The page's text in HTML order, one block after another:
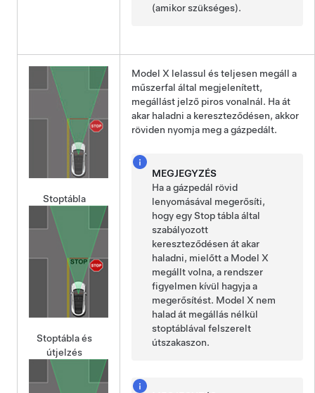
(amikor szükséges).
Stoptábla
Stoptábla és
útjelzés
Model X lelassul és teljesen megáll a
műszerfal által megjelenített,
megállást jelző piros vonalnál. Ha át
akar haladni a kereszteződésen, akkor
röviden nyomja meg a gázpedált.
MEGJEGYZÉS
Ha a gázpedál rövid
lenyomásával megerősíti,
hogy egy Stop tábla által
szabályozott
kereszteződésen át akar
haladni, mielőtt a Model X
megállt volna, a rendszer
figyelmen kívül hagyja a
megerősítést. Model X nem
halad át megállás nélkül
stoptáblával felszerelt
útszakaszon.